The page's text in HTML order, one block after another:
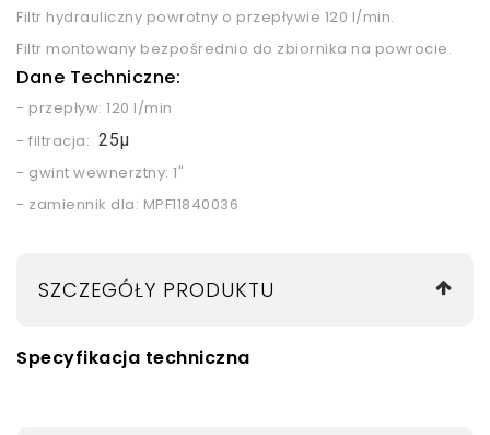
Filtr hydrauliczny powrotny o przepływie 120 l/min.
Filtr montowany bezpośrednio do zbiornika na powrocie.
Dane Techniczne:
- przepływ: 120 l/min
- filtracja: 25µ
- gwint wewnerztny: 1"
- zamiennik dla: MPF11840036
SZCZEGÓŁY PRODUKTU
Specyfikacja techniczna